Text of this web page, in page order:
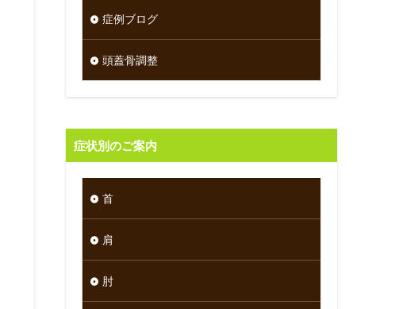
症例ブログ
頭蓋骨調整
症状別のご案内
首
肩
肘